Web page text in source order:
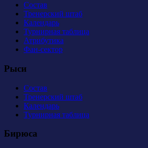
Состав
Тренерский штаб
Календарь
Турнирная таблица
Атрибутика
Фан-сектор
Рыси
Состав
Тренерский штаб
Календарь
Турнирная таблица
Бирюса